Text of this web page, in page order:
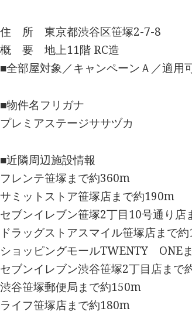
住 所 東京都渋谷区笹塚2-7-8
概 要 地上11階 RC造
■全部屋対象／キャンペーンＡ／適用
■物件名フリガナ
プレミアステージササヅカ
■近隣周辺施設情報
フレンテ笹塚まで約360m
サミットストア笹塚店まで約190m
セブンイレブン笹塚2丁目10号通り店
ドラッグストアスマイル笹塚店まで
ショッピングモールTWENTY ONE
セブンイレブン渋谷笹塚2丁目店まで
渋谷笹塚郵便局まで約150m
ライフ笹塚店まで約180m